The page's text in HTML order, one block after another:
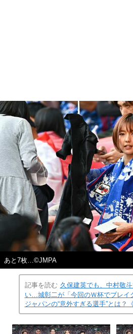
あと7枚…©JMPA
記事を読む 久保建英でも、中村敬
い…城彰二が「今回のＷ杯でブレイ
ジャパンの“意外すぎる選手”とは？